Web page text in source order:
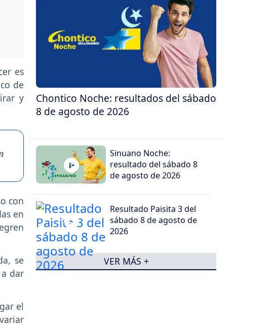
es
de
y
con
en
se
dar
el
Chontico Noche: resultados del sábado
8 de agosto de 2026
Sinuano Noche:
resultado del sábado 8
de agosto de 2026
Resultado Paisita 3 del
sábado 8 de agosto de
2026
VER MÁS +